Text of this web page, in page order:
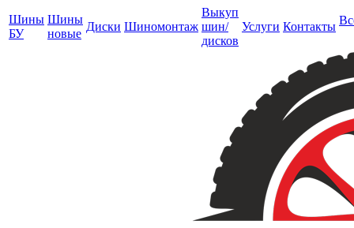
Шины
БУ
Шины
новые
Диски Шиномонтаж
Выкуп
шин/
дисков
Услуги Контакты